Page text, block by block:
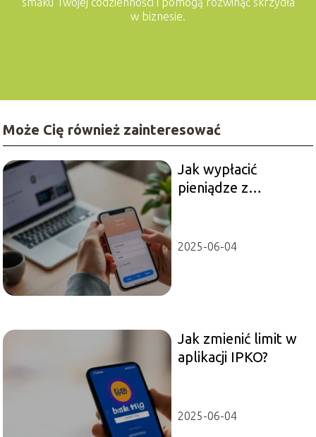
w biznesie.
Może Cię również zainteresować
Jak wypłacić
pieniądze z
po kroku
2025-06-04
Jak zmienić limit w
aplikacji IPKO?
2025-06-04